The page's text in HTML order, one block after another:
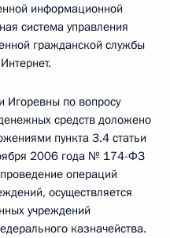
информационной
система управления
гражданской службы
Игоревны по вопросу
средств доложено
пункта 3.4 статьи
2006 года № 174-ФЗ
операций
осуществляется
учреждений
казначейства.